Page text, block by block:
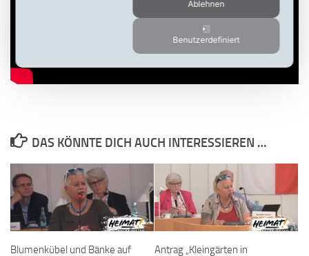
DAS KÖNNTE DICH AUCH INTERESSIEREN …
Blumenkübel und Bänke auf Antrag „Kleingärten in
Ablehnen
Benutzerdefiniert